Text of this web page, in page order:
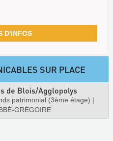
D'INFOS
SUR PLACE
de Blois/Agglopolys
patrimonial (3ème étage) |
GRÉGOIRE